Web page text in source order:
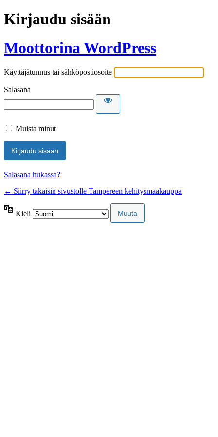
Kirjaudu sisään
Moottorina WordPress
Käyttäjätunnus tai sähköpostiosoite
Salasana
Muista minut
Salasana hukassa?
← Siirry takaisin sivustolle Tampereen kehitysmaakauppa
Kieli